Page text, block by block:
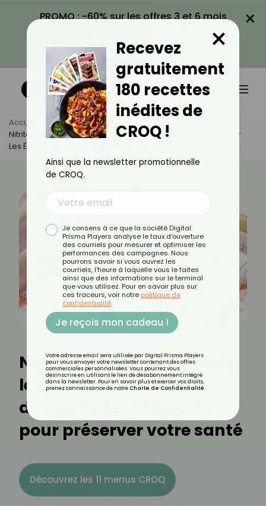
PROMO : -60% sur les offres 3 et 6 mois
VOIR LA PROMO
×
Accueil Actus
Alimentation
Nitrites Dans Le Jambon Et Les Lardons : Comment Décrypter
Les Étiquettes Pour Préserver Votre Santé
Nitrites dans le jambon et
les lardons : comment
décrypter les étiquettes
pour préserver votre santé
Découvrez les 11 menus CROQ
Recevez
gratuitement
180 recettes
inédites de
CROQ !
×
Ainsi que la newsletter promotionnelle
de CROQ.
Je consens à ce que la société Digital
Prisma Players analyse le taux d'ouverture
des courriels pour mesurer et optimiser les
performances des campagnes. Nous
pourrons savoir si vous ouvrez les
courriels, l'heure à laquelle vous le faites
ainsi que des informations sur le terminal
que vous utilisez. Pour en savoir plus sur
ces traceurs, voir notre politique de
confidentialité.
Je reçois mon cadeau !
Votre adresse email sera utilisée par Digital Prisma Players
pour vous envoyer votre newsletter contenant des offres
commerciales personnalisées. Vous pourrez vous
désinscrire en utilisant le lien de désabonnement intégré
dans la newsletter. Pour en savoir plus et exercer vos droits,
prenez connaissance de notre Charte de Confidentialité.